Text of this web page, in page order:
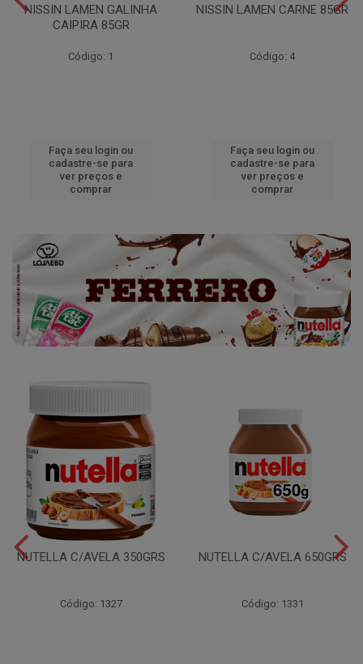
NISSIN LAMEN GALINHA
CAIPIRA 85GR
Código: 1
Faça seu login ou
cadastre-se para
ver preços e
comprar
NISSIN LAMEN CARNE 85GR
Código: 4
Faça seu login ou
cadastre-se para
ver preços e
comprar
NUTELLA C/AVELA 350GRS
Código: 1327
NUTELLA C/AVELA 650GRS
Código: 1331